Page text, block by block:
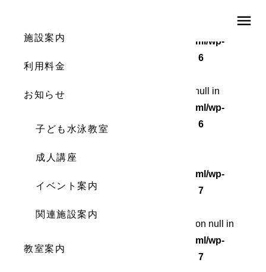
menu
施設案内
利用料金
お知らせ
子ども水泳教室
成人講座
イベント案内
関連施設案内
教室案内
/home/wordstock/numasupo.com/public_html/wp-
6
Warning: Attempt to read property "cat_ID" on null in
/home/wordstock/numasupo.com/public_html/wp-
content/themes/numaspo/single.php
6
Warning: Undefined array key 0 in
/home/wordstock/numasupo.com/public_html/wp-
content/themes/numaspo/single.php
7
: Attempt to read property "cat_name" on null in
/home/wordstock/numasupo.com/public_html/wp-
content/themes/numaspo/single.php
7